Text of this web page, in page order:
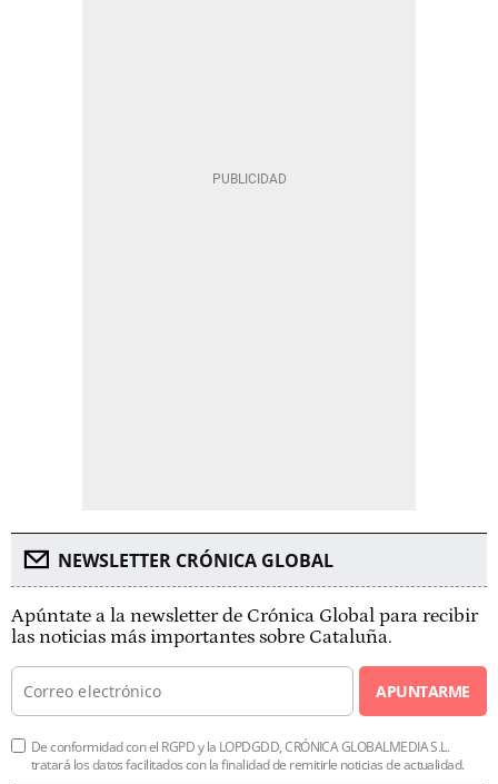
NEWSLETTER CRÓNICA GLOBAL
Apúntate a la newsletter de Crónica Global para recibir
las noticias más importantes sobre Cataluña.
APUNTARME
De conformidad con el RGPD y la LOPDGDD, CRÓNICA GLOBALMEDIA S.L.
tratará los datos facilitados con la finalidad de remitirle noticias de actualidad.